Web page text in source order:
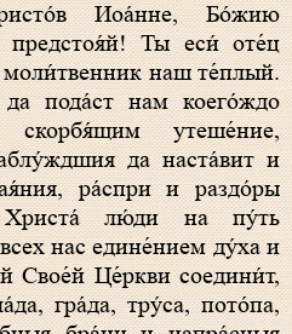
предстоя́й! Ты еси́ оте́ц
наш те́плый.
пода́ст нам коего́ждо
скорбя́щим утеше́ние,
да наста́вит и
ра́спри и раздо́ры
Христа́ лю́ди на пу́ть
нас едине́нием ду́ха и
Свое́й Це́ркви соедини́т,
гра́да, тру́са, пото́па,